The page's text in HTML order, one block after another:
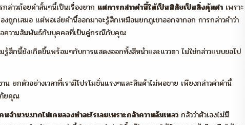
ล่าวถ้อยคำสั้นๆนี้เป็นเรื่องยาก แต่การกล่าวคำนี้ให้เป็นนิสัยเป็นสิ่งคุ้มค่า เพราะ
ถูกเสมอ แต่พอเอ่ยคำนี้ออกมาจะรู้สึกเหมือนยกภูเขาออกจากอก การกล่าวคำว่า
อความสัมพันธ์กับบุคคลที่เป็นคู่กรณีกับคุณ
รู้สึกนี้ยังเกิดขึ้นพร้อมๆกับการแสดงออกทั้งสีหน้าและแววตา ไม่ใช่กล่าวแบบขอไป
น ยกตัวอย่างเวลาที่เรามีโปรโมชั่นแรงๆและสินค้าไม่พอขาย เพียงกล่าวคำคำนี้
ภัยคุณ
นจำนวนมากไม่เคยลองทำอะไรเลยเพราะกลัวความล้มเหลว กลัวว่าตัวเองไม่มี